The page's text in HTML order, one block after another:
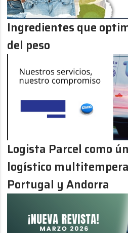
Ingredientes que
del peso
Logista Parcel como
logístico
Portugal y Andorra